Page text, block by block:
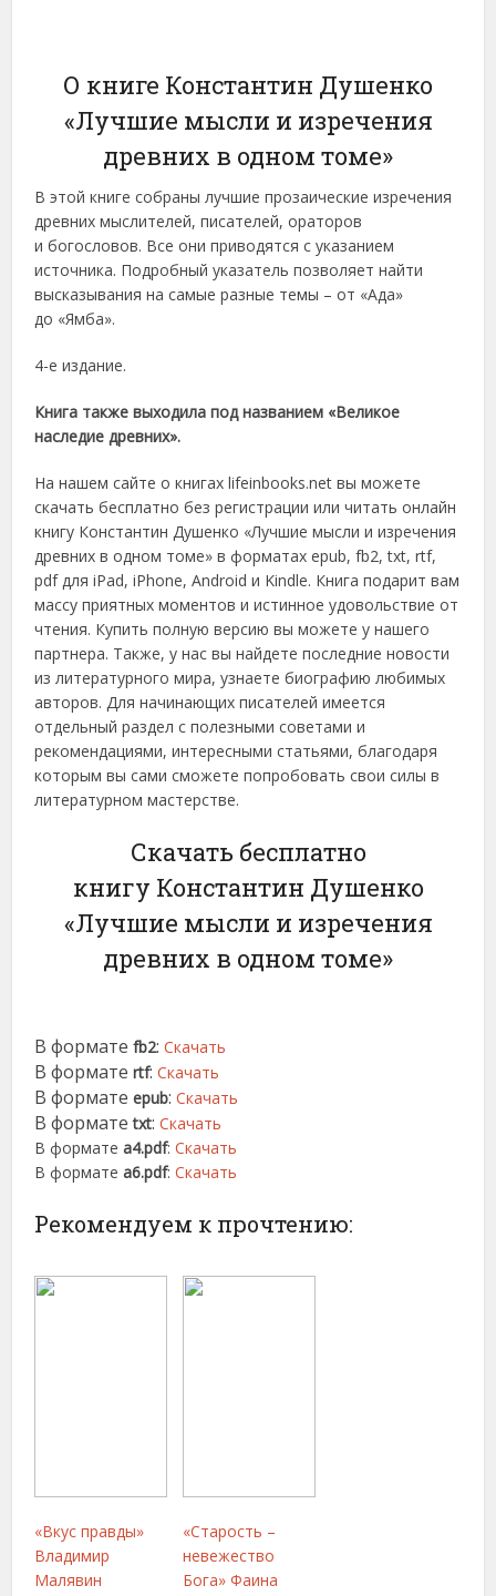
О книге Константин Душенко
«Лучшие мысли и изречения
древних в одном томе»
В этой книге собраны лучшие прозаические изречения
древних мыслителей, писателей, ораторов
и богословов. Все они приводятся с указанием
источника. Подробный указатель позволяет найти
высказывания на самые разные темы – от «Ада»
до «Ямба».
4-е издание.
Книга также выходила под названием «Великое
наследие древних».
На нашем сайте о книгах lifeinbooks.net вы можете
скачать бесплатно без регистрации или читать онлайн
книгу Константин Душенко «Лучшие мысли и изречения
древних в одном томе» в форматах epub, fb2, txt, rtf,
pdf для iPad, iPhone, Android и Kindle. Книга подарит вам
массу приятных моментов и истинное удовольствие от
чтения. Купить полную версию вы можете у нашего
партнера. Также, у нас вы найдете последние новости
из литературного мира, узнаете биографию любимых
авторов. Для начинающих писателей имеется
отдельный раздел с полезными советами и
рекомендациями, интересными статьями, благодаря
которым вы сами сможете попробовать свои силы в
литературном мастерстве.
Скачать бесплатно
книгу Константин Душенко
«Лучшие мысли и изречения
древних в одном томе»
В форматеfb2:Скачать
В форматеrtf:Скачать
В форматеepub:Скачать
В форматеtxt:Скачать
В форматеa4.pdf:Скачать
В форматеa6.pdf:Скачать
Рекомендуем к прочтению:
«Вкус правды»
Владимир
Малявин
«Старость –
невежество
Бога» Фаина